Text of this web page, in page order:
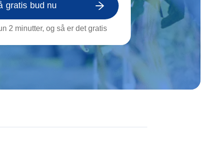
gratis bud nu
2 minutter, og så er det gratis